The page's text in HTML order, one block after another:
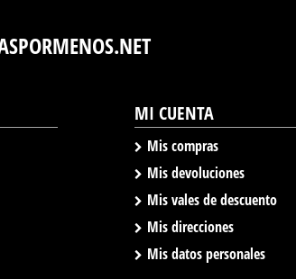
MI CUENTA
Mis compras
Mis devoluciones
Mis vales de descuento
Mis direcciones
Mis datos personales